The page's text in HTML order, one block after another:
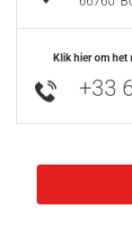
Klik hier om het
+33